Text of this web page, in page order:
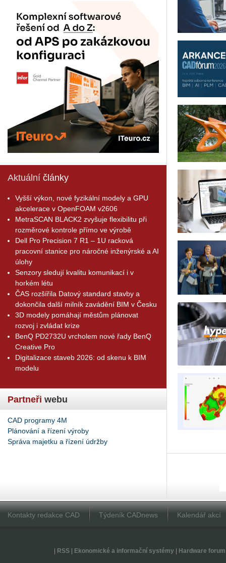
Aktuální články
Vyšší výkon, nové fyzikální modely a GPU
akcelerace v OpenFOAM v2606
MetraSCAN BLACK2 zvyšuje flexibilitu při
rozměrové kontrole přímo ve výrobě
Dell Pro Precision 7 R1 – 1U racková
pracovní stanice pro náročné inženýrské a AI
úlohy
Senzory sledují kvalitu komunikací i v
horkém létu
ČAS rozšířila Datový standard stavby a
dokončila další milník zavádění BIM v Česku
3D modely pomáhají městům plánovat
rozvoj i zvládat krize
BenQ PD2732U vrcholem nové řady BenQ
Creative Pro
Digitalizace staveb 2026: od skenu k BIM
modelu
Partneři webu
CAD programy 4M
Plánování a řízení výroby
Správa majetku a řízení údržby
Kontakty redakce CAD Týdeník CADnews Kalendář akcí
RSS| Ekonomické a informační systémy| Hardware forum